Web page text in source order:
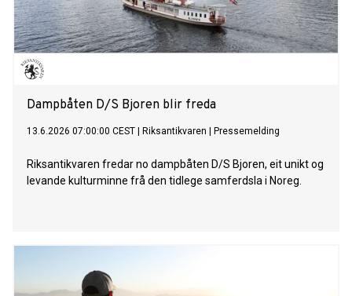
Dampbåten D/S Bjoren blir freda
13.6.2026 07:00:00 CEST Riksantikvaren Pressemelding
Riksantikvaren fredar no dampbåten D/S Bjoren, eit unikt og
levande kulturminne frå den tidlege samferdsla i Noreg.